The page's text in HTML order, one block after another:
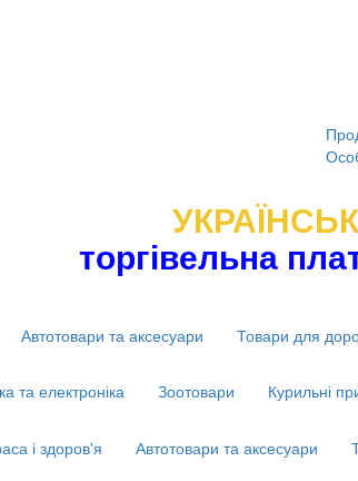
торгівельна
Автотовари та аксесуари Товари для
та електроніка Зоотовари Курильні
і здоров'я Автотовари та аксесуари